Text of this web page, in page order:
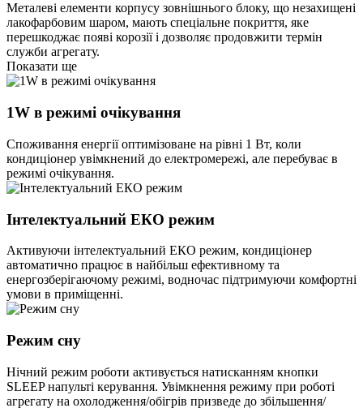
Металеві елементи корпусу зовнішнього блоку, що незахищені
лакофарбовим шаром, мають спеціальне покриття, яке
перешкоджає появі корозії і дозволяє продовжити термін
служби агрегату.
Показати ще
1W в режимі очікування
Споживання енергії оптимізоване на рівні 1 Вт, коли
кондиціонер увімкнений до електромережі, але перебуває в
режимі очікування.
Інтелектуальний ЕКО режим
Активуючи інтелектуальний ЕКО режим, кондиціонер
автоматично працює в найбільш ефективному та
енергозберігаючому режимі, водночас підтримуючи комфортні
умови в приміщенні.
Режим сну
Нічний режим роботи активується натисканням кнопки
SLEEP напульті керування. Увімкнення режиму при роботі
агрегату на охолодження/обігрів призведе до збільшення/